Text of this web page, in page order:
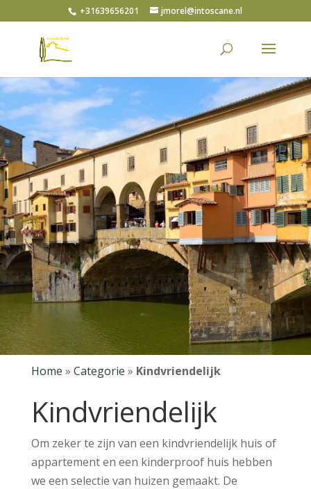
+31639656201 jmorel@intoscane.nl
Home » Categorie » Kindvriendelijk
Kindvriendelijk
Om zeker te zijn van een kindvriendelijk huis of
appartement en een kinderproof huis hebben
we een selectie van huizen gemaakt. De